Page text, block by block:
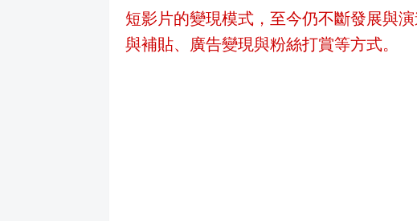
短影片的變現模式，至今仍不斷發展與
與補貼、廣告變現與粉絲打賞等方式。